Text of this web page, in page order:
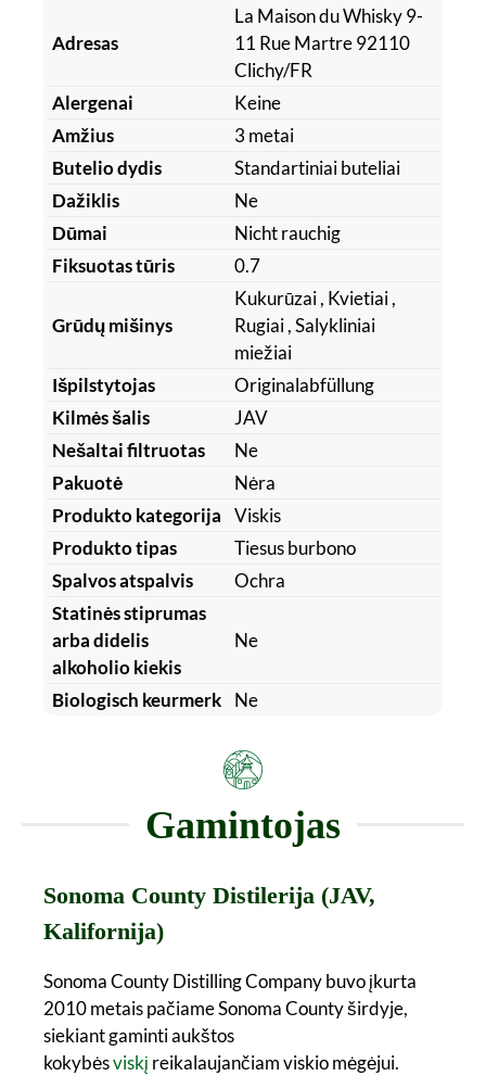
Adresas
La Maison du Whisky 9-
11 Rue Martre 92110
Clichy/FR
Alergenai
Keine
Amžius
3 metai
Butelio dydis
Standartiniai buteliai
Dažiklis
Ne
Dūmai
Nicht rauchig
Fiksuotas tūris
0.7
Grūdų mišinys
Kukurūzai, Kvietiai,
Rugiai, Salykliniai
miežiai
Išpilstytojas
Originalabfüllung
Kilmės šalis
JAV
Nešaltai filtruotas
Ne
Pakuotė
Nėra
Produkto kategorija
Viskis
Produkto tipas
Tiesus burbono
Spalvos atspalvis
Ochra
Statinės stiprumas
arba didelis
alkoholio kiekis
Ne
Biologisch keurmerk Ne
Gamintojas
Sonoma County Distilerija (JAV,
Kalifornija)
Sonoma County Distilling Company buvo įkurta
2010 metais pačiame Sonoma County širdyje,
siekiant gaminti aukštos
kokybėsviskį reikalaujančiam viskio mėgėjui.